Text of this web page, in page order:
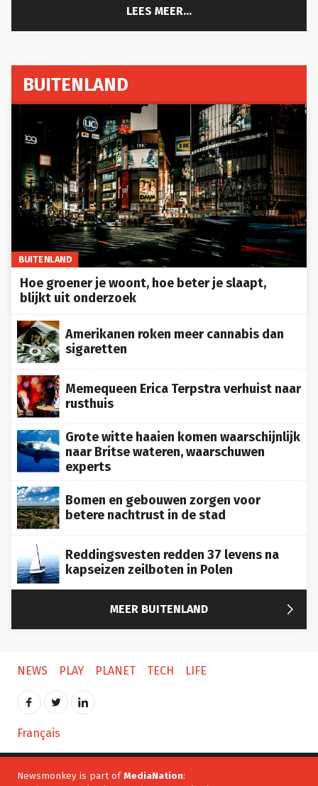
LEES MEER...
BUITENLAND
BUITENLAND
Hoe groener je woont, hoe beter je slaapt,
blijkt uit onderzoek
Amerikanen roken meer cannabis dan
sigaretten
Memequeen Erica Terpstra verhuist naar
rusthuis
Grote witte haaien komen waarschijnlijk
naar Britse wateren, waarschuwen
experts
Bomen en gebouwen zorgen voor
betere nachtrust in de stad
Reddingsvesten redden 37 levens na
kapseizen zeilboten in Polen
MEER BUITENLAND 
NEWS PLAY PLANET TECH LIFE
Français
Newsmonkey is part of MediaNation